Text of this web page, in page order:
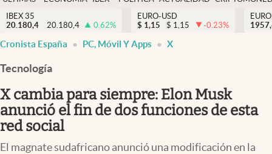
Criptomonedas
España
NOTICIAS
FINANZAS
EURO
IBEX 35
20.180,4
20.180,4 0.62%
EURO-USD
$ 1,15 $ 1,15 -0.23%
Cronista España PC, Móvil Y Apps X
Tecnología
X cambia para siempre: Elon Musk
anunció el fin de dos funciones de esta
red social
El magnate sudafricano anunció una modificación en la